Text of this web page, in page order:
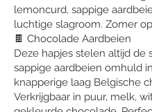
lemoncurd, sappige
luchtige slagroom. Zomer
🍫 Chocolade Aardbeien
Deze hapjes stelen altijd de
sappige aardbeien omhuld
knapperige laag Belgische
Verkrijgbaar in puur, melk,